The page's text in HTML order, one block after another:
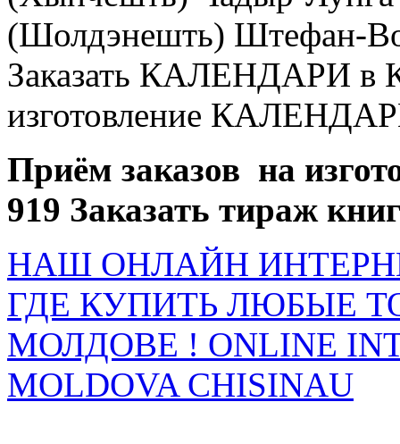
(Шолдэнешть) Штефан-
Заказать КАЛЕНДАРИ в
изготовление
Приём заказов на
919 Заказать тираж
НАШ ОНЛАЙН
ГДЕ КУПИТЬ ЛЮБЫЕ
МОЛДОВЕ ! ONLINE
MOLDOVA CHISINAU